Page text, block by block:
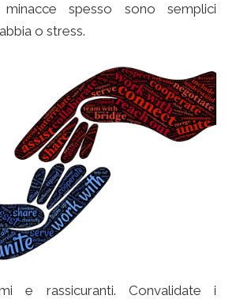
spesso sono semplici
o stress.
e rassicuranti. Convalidate i